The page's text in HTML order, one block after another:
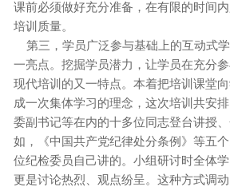
课前必须做好充分准备，在有限的时间
培训质量。
第三，学员广泛参与基础上的互动式
一亮点。挖掘学员潜力，让学员在充分
现代培训的又一特点。本着把培训课堂
成一次集体学习的理念，这次培训共安
委副书记等在内的十多位同志登台讲授
如，《中国共产党纪律处分条例》等五
位纪检委员自己讲的。小组研讨时全体
更是讨论热烈、观点纷呈。这种方式调